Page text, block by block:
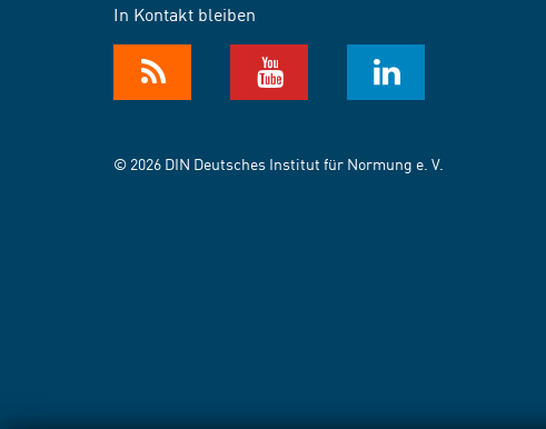
In Kontakt bleiben
© 2026 DIN Deutsches Institut für Normung e. V.